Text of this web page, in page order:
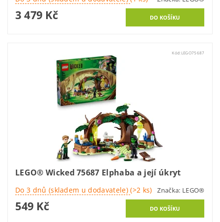
3 479 Kč
Kód:LEGO75687
LEGO® Wicked 75687 Elphaba a její úkryt
Do 3 dnů (skladem u dodavatele)(>2 ks) Značka: LEGO®
549 Kč